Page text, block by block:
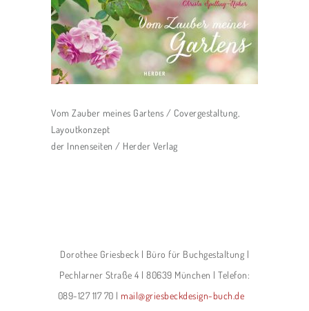
Vom Zauber meines Gartens / Covergestaltung,
Layoutkonzept
der Innenseiten / Herder Verlag
Dorothee Griesbeck | Büro für Buchgestaltung |
Pechlarner Straße 4 | 80639 München | Telefon:
089-127 117 70 |mail@griesbeckdesign-buch.de